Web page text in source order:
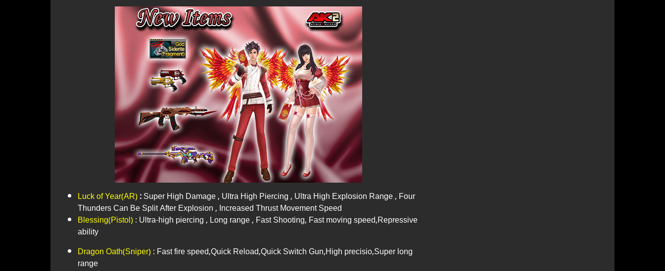
Luck of Year(AR):Super High Damage , Ultra High Piercing , Ultra High Explosion Range , Four
Thunders Can Be Split After Explosion , Increased Thrust Movement Speed
Blessing(Pistol): Ultra-high piercing , Long range , Fast Shooting, Fast moving speed,Repressive
ability
Dragon Oath(Sniper): Fast fire speed,Quick Reload,Quick Switch Gun,High precisio,Super long
range